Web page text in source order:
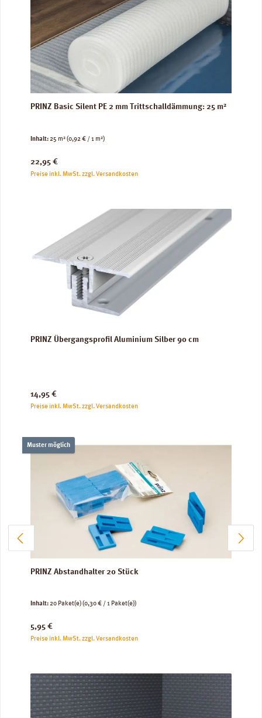
PRINZ Basic Silent PE 2 mm Trittschalldämmung: 25 m²
Inhalt:25 m²(0,92 € / 1 m²)
Regulärer Preis:
22,95 €
Preise inkl. MwSt. zzgl. Versandkosten
PRINZ Übergangsprofil Aluminium Silber 90 cm
Regulärer Preis:
14,95 €
Preise inkl. MwSt. zzgl. Versandkosten
Muster möglich
PRINZ Abstandhalter 20 Stück
Inhalt:20 Paket(e)(0,30 € / 1 Paket(e))
Regulärer Preis:
5,95 €
Preise inkl. MwSt. zzgl. Versandkosten